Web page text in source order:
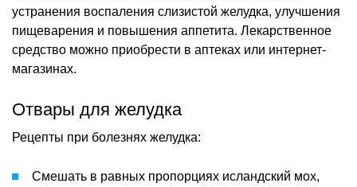
устранения воспаления слизистой желудка, улучшения
пищеварения и повышения аппетита. Лекарственное
средство можно приобрести в аптеках или интернет-
магазинах.
Отвары для желудка
Рецепты при болезнях желудка:
Смешать в равных пропорциях исландский мох,